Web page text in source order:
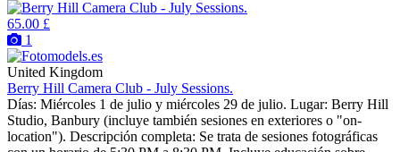
65.00 £
1
United Kingdom
Berry Hill Camera Club - July Sessions.
Días: Miércoles 1 de julio y miércoles 29 de julio. Lugar: Berry Hill
Studio, Banbury (incluye también sesiones en exteriores o "on-
location"). Descripción completa: Se trata de sesiones fotográficas